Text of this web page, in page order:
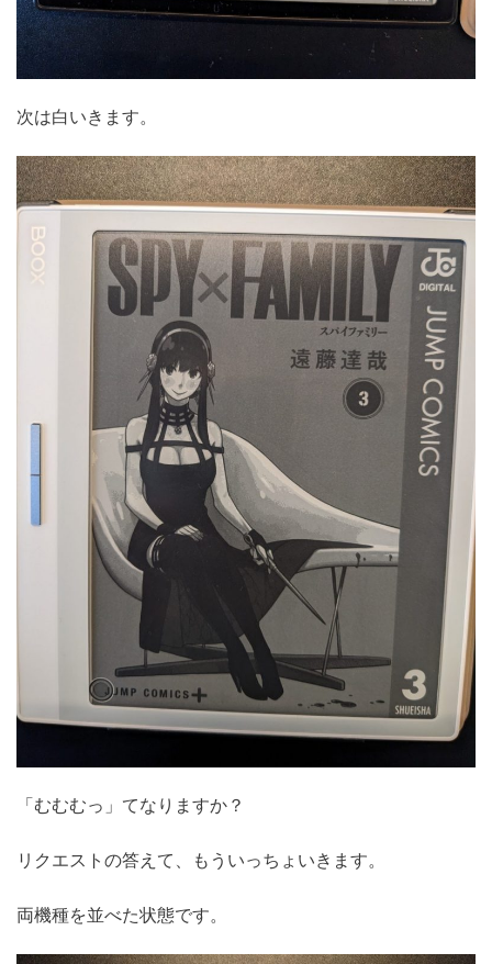
次は白いきます。
「むむむっ」てなりますか？
リクエストの答えて、もういっちょいきます。
両機種を並べた状態です。